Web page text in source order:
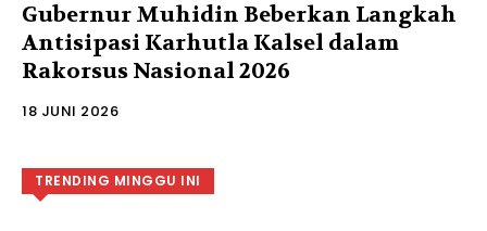
Gubernur Muhidin Beberkan Langkah
Antisipasi Karhutla Kalsel dalam
Rakorsus Nasional 2026
18 JUNI 2026
TRENDING MINGGU INI